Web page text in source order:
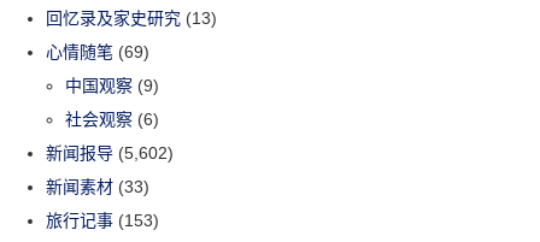
回忆录及家史研究 (13)
心情随笔 (69)
中国观察 (9)
社会观察 (6)
新闻报导 (5,602)
新闻素材 (33)
旅行记事 (153)